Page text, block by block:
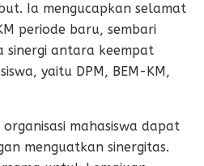
Ia mengucapkan selamat
periode baru, sembari
sinergi antara keempat
yaitu DPM, BEM-KM,
mahasiswa dapat
menguatkan sinergitas.